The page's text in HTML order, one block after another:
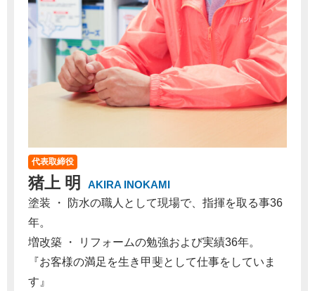
代表取締役
猪上 明
AKIRA INOKAMI
塗装 ・ 防水の職人として現場で、指揮を取る事36
年。
増改築 ・ リフォームの勉強および実績36年。
『お客様の満足を生き甲斐として仕事をしていま
す』